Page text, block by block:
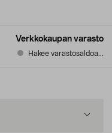
Verkkokaupan varasto
Hakee varastosaldoa...